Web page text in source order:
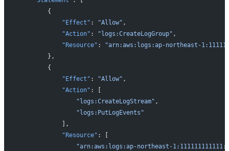
        {
            "Effect"
: "Allow" ,
            "Action"
: "logs:CreateLogGroup" ,
            "Resource"
:
"arn:aws:logs:ap-northeast-
        },
        {
            "Effect"
: "Allow" ,
            "Action"
: [
                "logs:CreateLogStream"
,
                "logs:PutLogEvents"
            ],
            "Resource"
: [
"arn:aws:logs:ap-northeast-